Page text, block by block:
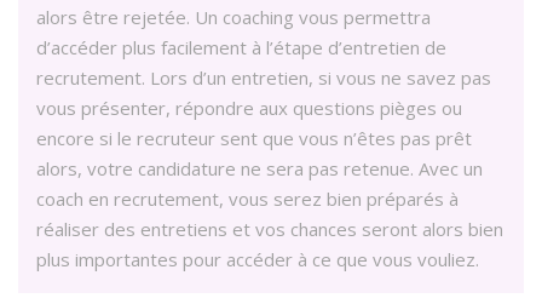
alors être rejetée. Un coaching vous permettra
d’accéder plus facilement à l’étape d’entretien de
recrutement. Lors d’un entretien, si vous ne savez pas
vous présenter, répondre aux questions pièges ou
encore si le recruteur sent que vous n’êtes pas prêt
alors, votre candidature ne sera pas retenue. Avec un
coach en recrutement, vous serez bien préparés à
réaliser des entretiens et vos chances seront alors bien
plus importantes pour accéder à ce que vous vouliez.